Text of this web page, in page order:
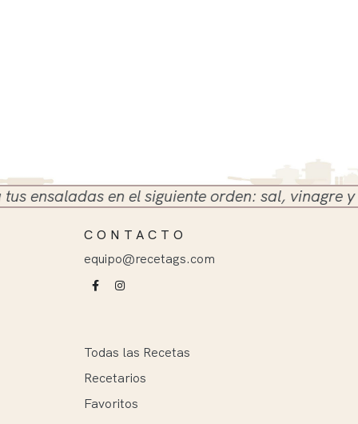
en el siguiente orden: sal, vinagre y
CONTACTO
equipo@recetags.com
Todas las Recetas
Recetarios
Favoritos